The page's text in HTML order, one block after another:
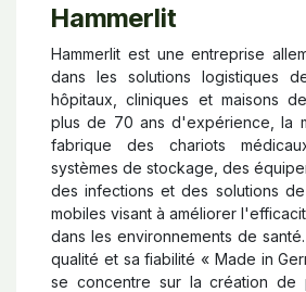
Hammerlit
Hammerlit est une entreprise
dans les solutions logistiques
hôpitaux, cliniques et maisons
plus de 70 ans d'expérience, la
fabrique des chariots
systèmes de stockage, des
des infections et des solutions
mobiles visant à améliorer
dans les environnements de
qualité et sa fiabilité « Made in
se concentre sur la création de